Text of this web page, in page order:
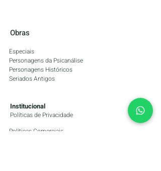
Obras
Especiais
Personagens da Psicanálise
Personagens Históricos
Seriados Antigos
Institucional
Políticas de Privacidade
Políticas Comerciais